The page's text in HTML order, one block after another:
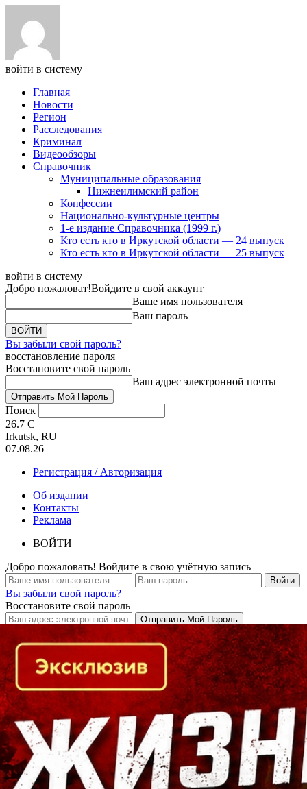
войти в систему
Главная
Новости
Регион
Расследования
Криминал
Видеообзоры
Справочник
Муниципальные образования
Нижнеилимский район
Конфессии
Национально-культурные центры
1-е издание Справочника (1999 г.)
Кто есть кто в Иркутской области — 24 выпуск
Кто есть кто в Иркутской области — 25 выпуск
войти в систему
Добро пожаловат!Войдите в свой аккаунт
Ваше имя пользователя
Ваш пароль
Вы забыли свой пароль?
восстановление пароля
Восстановите свой пароль
Ваш адрес электронной почты
Поиск
26.7 C
Irkutsk, RU
07.08.26
Регистрация / Авторизация
Об издании
Контакты
Реклама
ВОЙТИ
Добро пожаловать! Войдите в свою учётную запись
Вы забыли свой пароль?
Восстановите свой пароль
Кто есть кто в Байкальском регионе